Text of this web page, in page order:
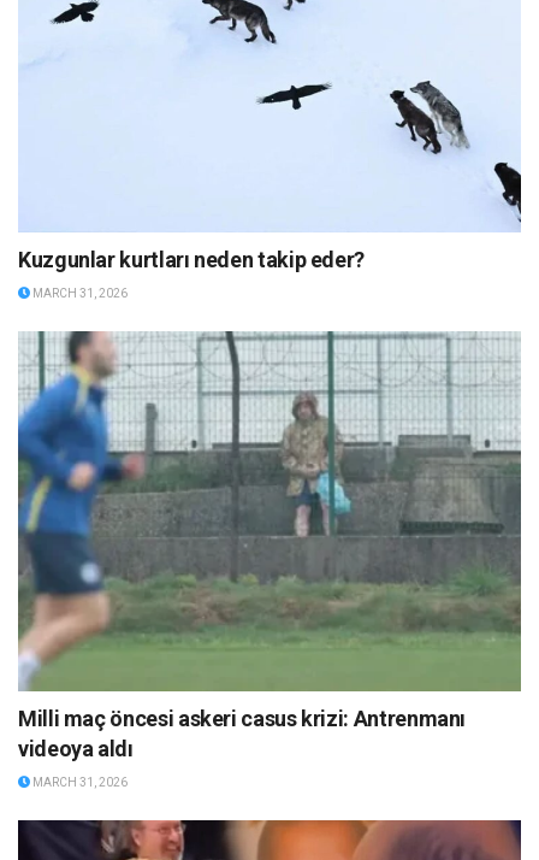
Kuzgunlar kurtları neden takip eder?
MARCH 31, 2026
Milli maç öncesi askeri casus krizi: Antrenmanı
videoya aldı
MARCH 31, 2026